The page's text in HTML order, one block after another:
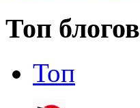
Топ блогов
Топ